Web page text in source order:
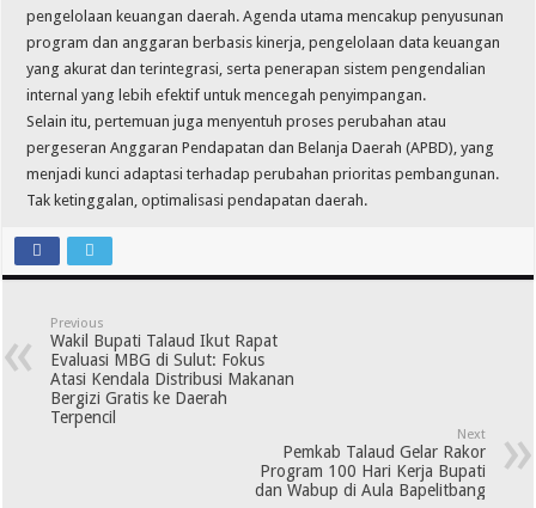
pengelolaan keuangan daerah. Agenda utama mencakup penyusunan
program dan anggaran berbasis kinerja, pengelolaan data keuangan
yang akurat dan terintegrasi, serta penerapan sistem pengendalian
internal yang lebih efektif untuk mencegah penyimpangan.
Selain itu, pertemuan juga menyentuh proses perubahan atau
pergeseran Anggaran Pendapatan dan Belanja Daerah (APBD), yang
menjadi kunci adaptasi terhadap perubahan prioritas pembangunan.
Tak ketinggalan, optimalisasi pendapatan daerah.
Previous
Wakil Bupati Talaud Ikut Rapat
Evaluasi MBG di Sulut: Fokus
Atasi Kendala Distribusi Makanan
Bergizi Gratis ke Daerah
Terpencil
Next
Pemkab Talaud Gelar Rakor
Program 100 Hari Kerja Bupati
dan Wabup di Aula Bapelitbang